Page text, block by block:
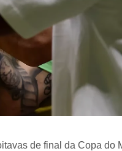
de final da Copa do